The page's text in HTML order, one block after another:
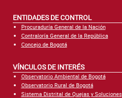
ENTIDADES DE CONTROL
Procuraduría General de la Nación
Contraloría General de la República
Concejo de Bogotá
VÍNCULOS DE INTERÉS
Observatorio Ambiental de Bogotá
Observatorio Rural de Bogotá
Sistema Distrital de Quejas y Soluciones